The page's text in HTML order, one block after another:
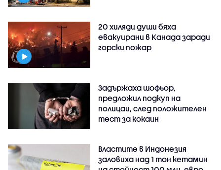
20 хиляди души бяха
евакуирани в Канада заради
горски пожар
Задържаха шофьор,
предложил подкуп на
полицаи, след положителен
тест за кокаин
Властите в Индонезия
заловиха над 1 тон кетамин